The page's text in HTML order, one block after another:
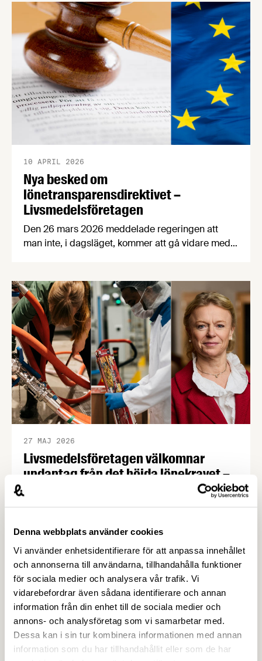
Denna webbplats använder cookies
Vi använder enhetsidentifierare för att anpassa innehållet
och annonserna till användarna, tillhandahålla funktioner
för sociala medier och analysera vår trafik. Vi
vidarebefordrar även sådana identifierare och annan
information från din enhet till de sociala medier och
annons- och analysföretag som vi samarbetar med.
Dessa kan i sin tur kombinera informationen med annan
information som du har tillhandahållit eller som de har
Nya besked om
lönetransparensdirektivet –
Livsmedelsföretagen
10 APRIL 2026
Den 26 mars 2026 meddelade regeringen att
man inte, i dagsläget, kommer att gå vidare med
försöka omförhandla direktivet i syfte att
regelförenkla och skjuta upp genomförandetiden
för direktivet. För dig som arbetsgivare innebär
detta i korthet att arbetet med att implementera
direktivet i den …
Livsmedelsföretagen välkomnar
undantag från det höjda lönekravet –
27 MAJ 2026
Den 22 maj 2026 meddelade regeringen vilka
lönegolvet vid arbetskraftsinvandring.
Livsmedelsföretagen välkomnar beslutet, vilket
innebär att flera av livsmedelsindustrins bristyrken
omfattas av ett lägre lönekrav. Samtidigt fastställs
att bärplockare av vilda bär framöver hanteras
inom ramarna för direktivet för
säsongsanställning.